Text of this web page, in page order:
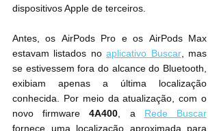
dispositivos Apple de terceiros.
Antes, os ‌AirPods Pro‌ e os ‌AirPods Max‌
estavam listados no aplicativo Buscar‌, mas
se estivessem fora do alcance do Bluetooth,
exibiam apenas a última localização
conhecida. Por meio da atualização, com o
novo firmware 4A400 , a
Rede ‌Buscar
fornece uma localização aproximada para